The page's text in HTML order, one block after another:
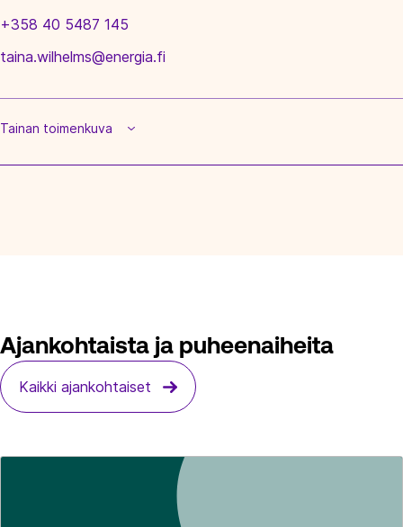
+358 40 5487 145
taina.wilhelms@energia.fi
Tainan toimenkuva
Ajankohtaista ja puheenaiheita
Kaikki ajankohtaiset